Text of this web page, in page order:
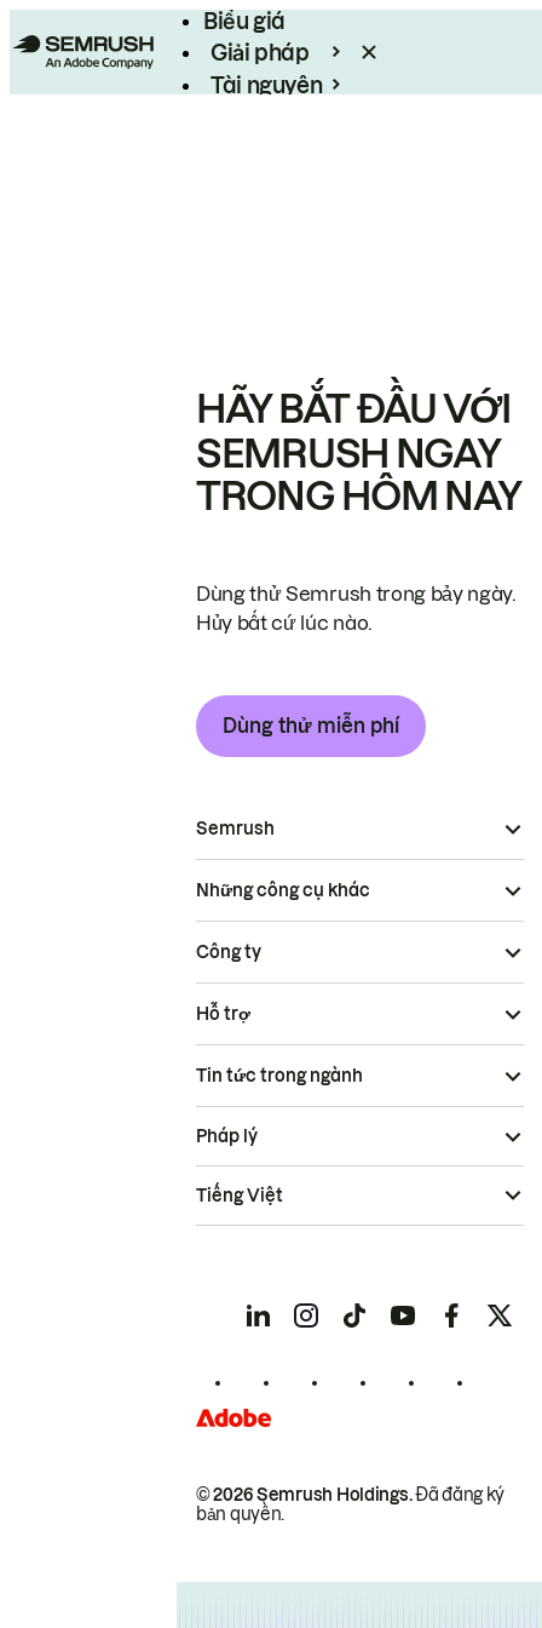
Biểu giá
Giải pháp
Tài nguyên
HÃY BẮT ĐẦU VỚI
SEMRUSH NGAY
TRONG HÔM NAY
Dùng thử Semrush trong bảy ngày.
Hủy bất cứ lúc nào.
Dùng thử miễn phí
Semrush
Những công cụ khác
Công ty
Hỗ trợ
Tin tức trong ngành
© 2026 Semrush Holdings.Đã đăng ký
bản quyền.
Pháp lý
Tiếng Việt